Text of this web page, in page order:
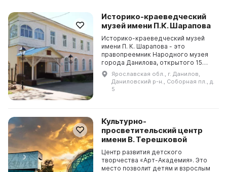
Историко-краеведческий
музей имени П.К. Шарапова
Историко-краеведческий музей
имени П. К. Шарапова - это
правопреемник Народного музея
города Данилова, открытого 15
сентября 1967 года. В 60-х годах
прошлого века инициативная группа
из историка Белос...
Ярославская обл., г. Данилов,
Даниловский р-н., Соборная пл., д.
5
Культурно-
просветительский центр
имени В. Терешковой
Центр развития детского
творчества «Арт-Академия». Это
место позволит детям и взрослым